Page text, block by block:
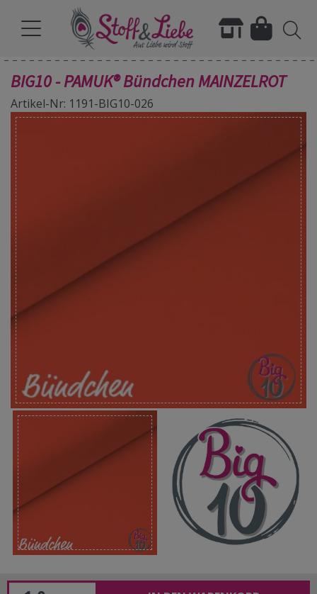
BIG10 - PAMUK® Bündchen MAINZELROT
Artikel-Nr: 1191-BIG10-026